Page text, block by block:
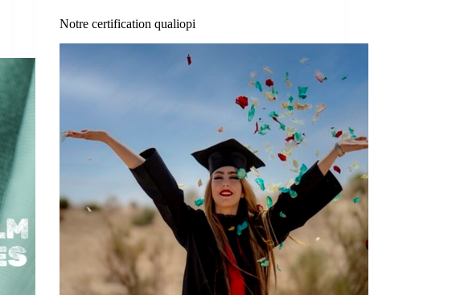
Notre certification qualiopi